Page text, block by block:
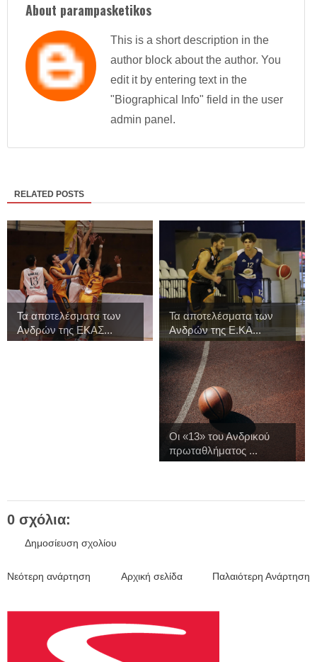
About parampasketikos
This is a short description in the
author block about the author. You
edit it by entering text in the
"Biographical Info" field in the user
admin panel.
RELATED POSTS
Τα αποτελέσματα των
Ανδρών της ΕΚΑΣ...
Τα αποτελέσματα των
Ανδρών της Ε.ΚΑ...
Οι «13» του Ανδρικού
πρωταθλήματος ...
0 σχόλια:
Δημοσίευση σχολίου
Νεότερη ανάρτηση Παλαιότερη Ανάρτηση
Αρχική σελίδα